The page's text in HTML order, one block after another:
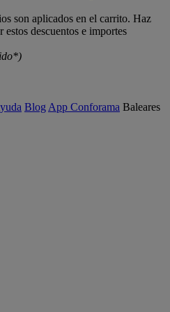
son aplicados en el carrito. Haz
descuentos e importes
Blog App Conforama Baleares